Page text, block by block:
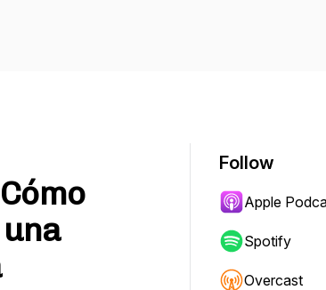
Follow
Apple
Spotify
Overcast